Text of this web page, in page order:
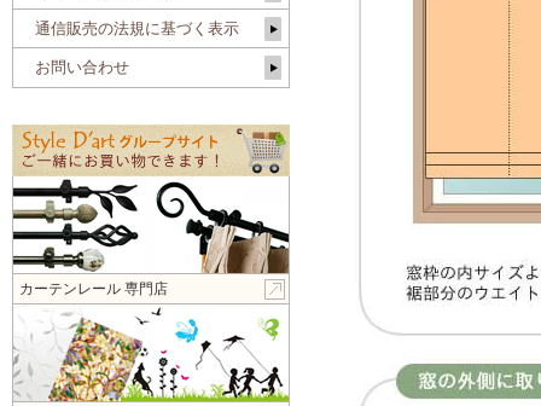
通信販売の法規に基づく表示
お問い合わせ
カーテンレール 専門店